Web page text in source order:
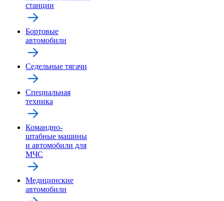
станции
Бортовые
автомобили
Седельные тягачи
Специальная
техника
Командно-
штабные машины
и автомобили для
МЧС
Медицинские
автомобили